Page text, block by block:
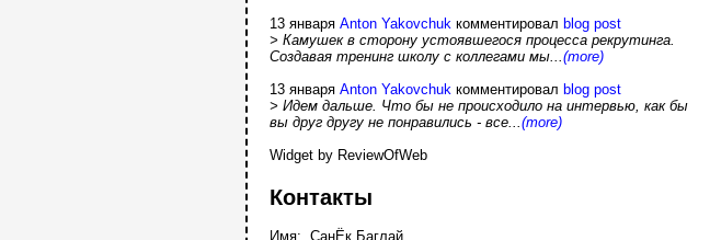
13 январяAnton Yakovchuk комментировалblog post
> Камушек в сторону устоявшегося процесса рекрутинга.
Создавая тренинг школу с коллегами мы...(more)
13 январяAnton Yakovchuk комментировалblog post
> Идем дальше. Что бы не происходило на интервью, как бы
вы друг другу не понравились - все...(more)
Widget by ReviewOfWeb
Контакты
Имя: СанЁк Баглай